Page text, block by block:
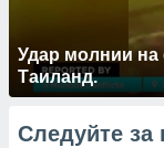
Удар молнии на
Таиланд.
Следуйте за